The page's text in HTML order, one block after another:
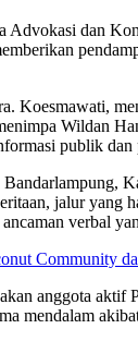
Advokasi dan
Wildan
publik dan
jalur yang
verbal
Community
anggota aktif
mendalam